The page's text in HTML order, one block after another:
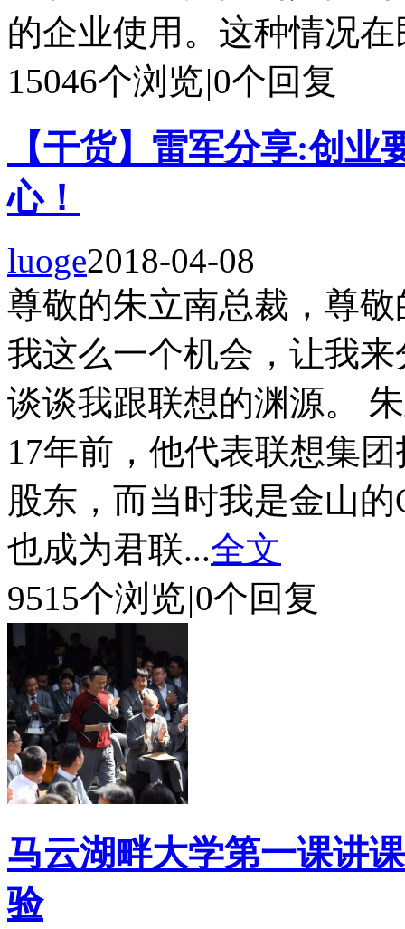
的企业使用。这种情况在
15046个浏览|0个回复
【干货】雷军分享:创
心！
luoge2018-04-08
尊敬的朱立南总裁，尊
我这么一个机会，让我
谈谈我跟联想的渊源。
17年前，他代表联想集
股东，而当时我是金山
也成为君联...全文
9515个浏览|0个回复
马云湖畔大学第一课讲
验